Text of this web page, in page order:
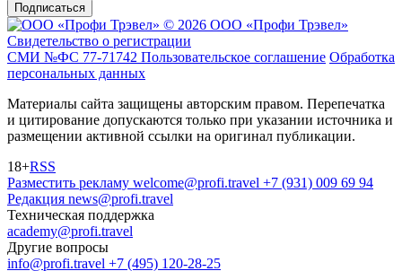
Подписаться
© 2026 ООО «Профи Трэвeл»
Свидетельство о регистрации
СМИ №ФС 77-71742 Пользовательское соглашение Обработка
персональных данных
Материалы сайта защищены авторским правом. Перепечатка
и цитирование допускаются только при указании источника и
размещении активной ссылки на оригинал публикации.
18+RSS
Разместить рекламу welcome@profi.travel +7 (931) 009 69 94
Редакция news@profi.travel
Техническая поддержка
academy@profi.travel
Другие вопросы
info@profi.travel +7 (495) 120-28-25